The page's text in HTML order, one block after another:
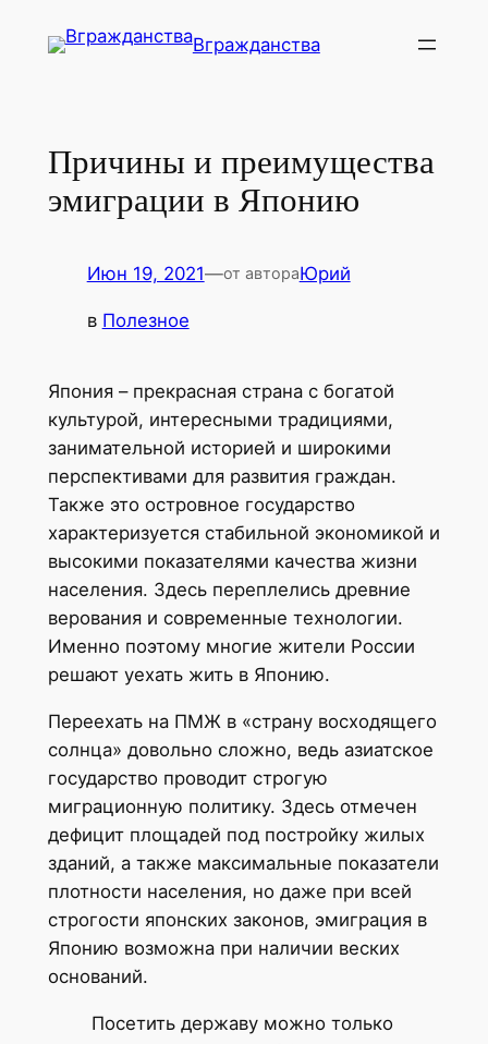
Вгражданства
Причины и преимущества
эмиграции в Японию
Июн 19, 2021—от автораЮрий
в Полезное
Япония – прекрасная страна с богатой
культурой, интересными традициями,
занимательной историей и широкими
перспективами для развития граждан.
Также это островное государство
характеризуется стабильной экономикой и
высокими показателями качества жизни
населения. Здесь переплелись древние
верования и современные технологии.
Именно поэтому многие жители России
решают уехать жить в Японию.
Переехать на ПМЖ в «страну восходящего
солнца» довольно сложно, ведь азиатское
государство проводит строгую
миграционную политику. Здесь отмечен
дефицит площадей под постройку жилых
зданий, а также максимальные показатели
плотности населения, но даже при всей
строгости японских законов, эмиграция в
Японию возможна при наличии веских
оснований.
Посетить державу можно только